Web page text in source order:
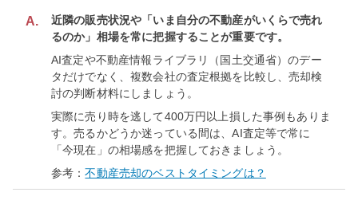
A.
近隣の販売状況や「いま自分の不動産がいくらで売れ
るのか」相場を常に把握することが重要です。
AI査定や不動産情報ライブラリ（国土交通省）のデー
タだけでなく、複数会社の査定根拠を比較し、売却検
討の判断材料にしましょう。
実際に売り時を逃して400万円以上損した事例もありま
す。売るかどうか迷っている間は、AI査定等で常に
「今現在」の相場感を把握しておきましょう。
参考：不動産売却のベストタイミングは？